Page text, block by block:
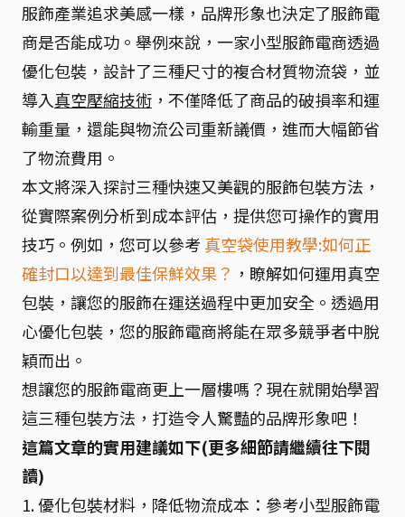
服飾產業追求美感一樣，品牌形象也決定了服飾電
商是否能成功。舉例來說，一家小型服飾電商透過
優化包裝，設計了三種尺寸的複合材質物流袋，並
導入真空壓縮技術 ，不僅降低了商品的破損率和運
輸重量，還能與物流公司重新議價，進而大幅節省
了物流費用。
本文將深入探討三種快速又美觀的服飾包裝方法，
從實際案例分析到成本評估，提供您可操作的實用
技巧。例如，您可以參考 真空袋使用教學:如何正
確封口以達到最佳保鮮效果？ ，瞭解如何運用真空
包裝，讓您的服飾在運送過程中更加安全。透過用
心優化包裝，您的服飾電商將能在眾多競爭者中脫
穎而出。
想讓您的服飾電商更上一層樓嗎？現在就開始學習
這三種包裝方法，打造令人驚豔的品牌形象吧！
這篇文章的實用建議如下(更多細節請繼續往下閱
讀)
1. 優化包裝材料，降低物流成本：參考小型服飾電